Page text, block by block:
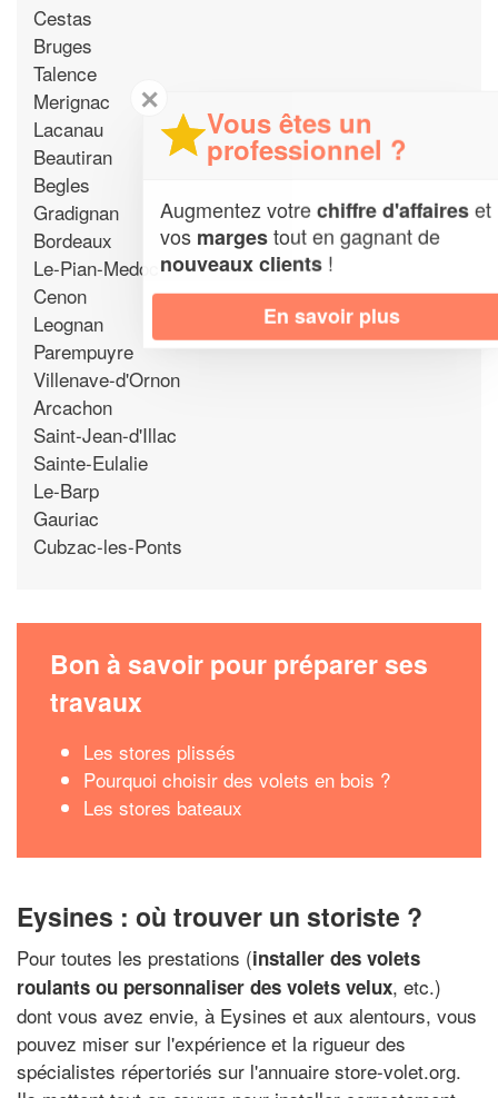
Cestas
Bruges
Talence
Merignac
Lacanau
Beautiran
Begles
Gradignan
Bordeaux
Le-Pian-Medoc
Cenon
Leognan
Parempuyre
Villenave-d'Ornon
Arcachon
Saint-Jean-d'Illac
Sainte-Eulalie
Le-Barp
Gauriac
Cubzac-les-Ponts
Bon à savoir pour préparer ses
travaux
Les stores plissés
Pourquoi choisir des volets en bois ?
Les stores bateaux
Eysines : où trouver un storiste ?
Pour toutes les prestations (installer des volets
roulants ou personnaliser des volets velux, etc.)
dont vous avez envie, à Eysines et aux alentours, vous
pouvez miser sur l'expérience et la rigueur des
spécialistes répertoriés sur l'annuaire store-volet.org.
Vous êtes un
professionnel ?
Augmentez votrechiffre d'affaireset
vosmargestout en gagnant de
nouveaux clients!
En savoir plus